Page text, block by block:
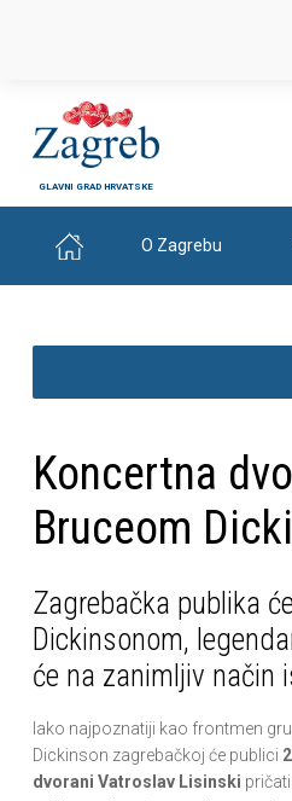
GLAVNI GRAD HRVATSKE
O Zagrebu
Koncertna
Bruceom
Zagrebačka publika
Dickinsonom,
će na zanimljiv način
Iako najpoznatiji kao frontmen
Dickinson zagrebačkoj će publici
dvorani Vatroslav Lisinski